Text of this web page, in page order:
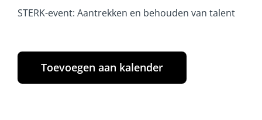
STERK-event: Aantrekken en behouden van talent
Toevoegen aan kalender